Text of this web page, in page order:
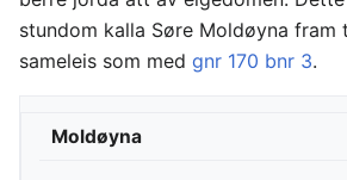
stundom kalla Søre Moldøyna fram
sameleis som med gnr 170 bnr 3.
Moldøyna